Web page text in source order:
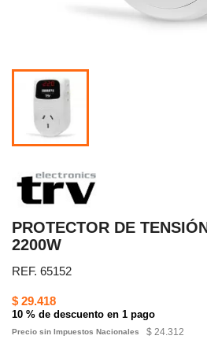
PROTECTOR DE
2200W
REF. 65152
$ 29.418
10 % de descuento en 1 pago
Precio sin Impuestos Nacionales $ 24.312